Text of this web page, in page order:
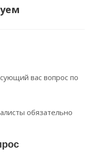
вас вопрос по
обязательно